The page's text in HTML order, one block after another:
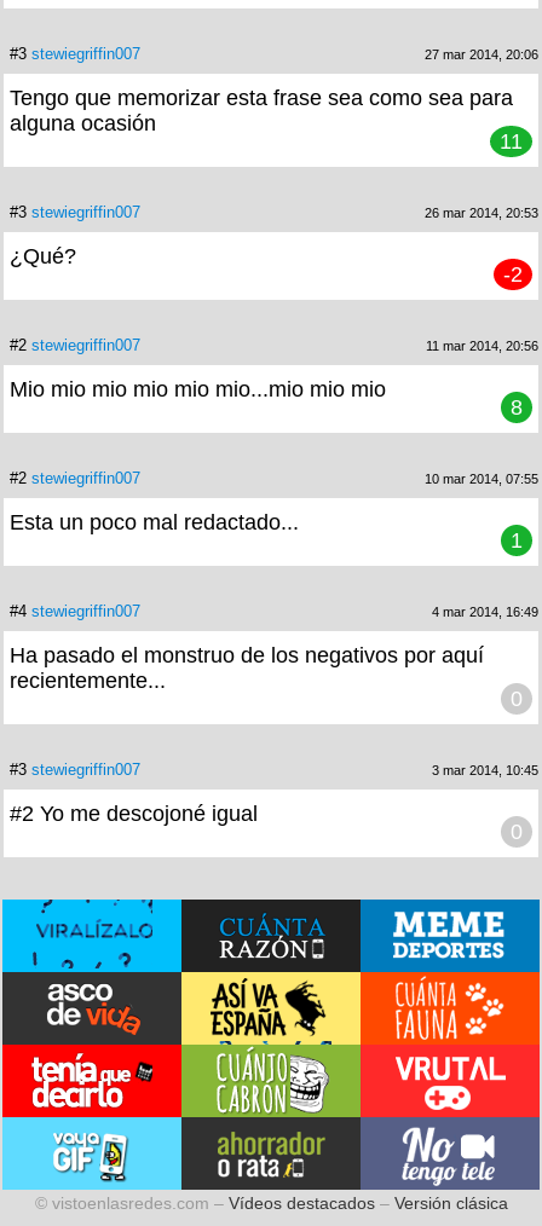
#3 stewiegriffin007 27 mar 2014, 20:06
Tengo que memorizar esta frase sea como sea para
alguna ocasión
11
#3 stewiegriffin007 26 mar 2014, 20:53
¿Qué?
-2
#2 stewiegriffin007 11 mar 2014, 20:56
Mio mio mio mio mio mio...mio mio mio
8
#2 stewiegriffin007 10 mar 2014, 07:55
Esta un poco mal redactado...
1
#4 stewiegriffin007 4 mar 2014, 16:49
Ha pasado el monstruo de los negativos por aquí
recientemente...
0
#3 stewiegriffin007 3 mar 2014, 10:45
#2 Yo me descojoné igual
0
© vistoenlasredes.com – Vídeos destacados– Versión clásica